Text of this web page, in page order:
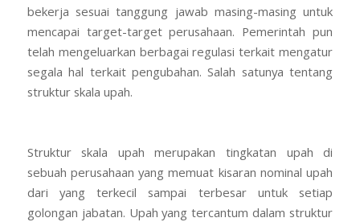
bekerja sesuai tanggung jawab masing-masing untuk
mencapai target-target perusahaan. Pemerintah pun
telah mengeluarkan berbagai regulasi terkait mengatur
segala hal terkait pengubahan. Salah satunya tentang
struktur skala upah.
Struktur skala upah merupakan tingkatan upah di
sebuah perusahaan yang memuat kisaran nominal upah
dari yang terkecil sampai terbesar untuk setiap
golongan jabatan. Upah yang tercantum dalam struktur